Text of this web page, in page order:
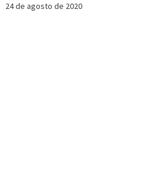
24 de agosto de 2020